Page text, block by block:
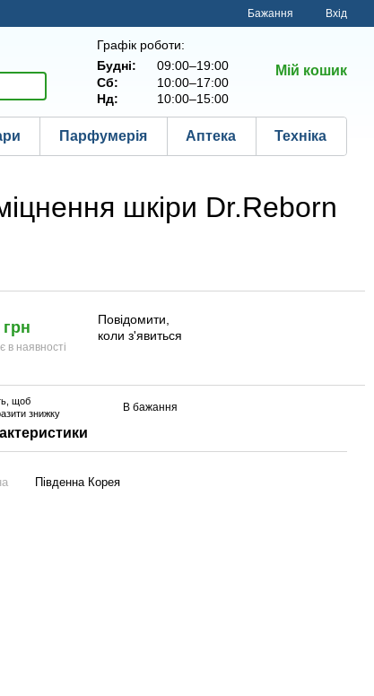
Бажання Вхід
Графік роботи:
Будні:
09:00–19:00
Сб:
10:00–17:00
Нд:
10:00–15:00
Мій кошик
Парфумерія Аптека Техніка
шкіри Dr.Reborn
в наявності
Повідомити,
коли з'явиться
, щоб
знижку
В бажання
Південна Корея